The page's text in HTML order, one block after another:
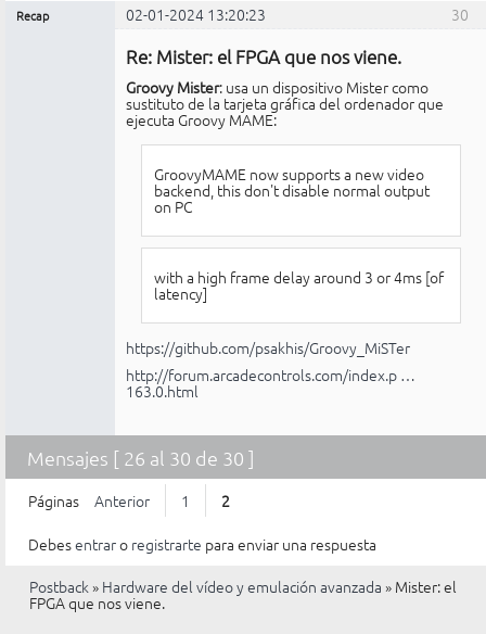
30
Recap 02-01-2024 13:20:23
Re: Mister: el FPGA que nos viene.
Groovy Mister: usa un dispositivo Mister como
sustituto de la tarjeta gráfica del ordenador que
ejecuta Groovy MAME:
GroovyMAME now supports a new video
backend, this don't disable normal output
on PC
with a high frame delay around 3 or 4ms [of
latency]
https://github.com/psakhis/Groovy_MiSTer
http://forum.arcadecontrols.com/index.p …
163.0.html
Mensajes [ 26 al 30 de 30 ]
Páginas Anterior 1
2
Debesentraro registrarte para enviar una respuesta
Postback» Hardware del vídeo y emulación avanzada » Mister: el
FPGA que nos viene.